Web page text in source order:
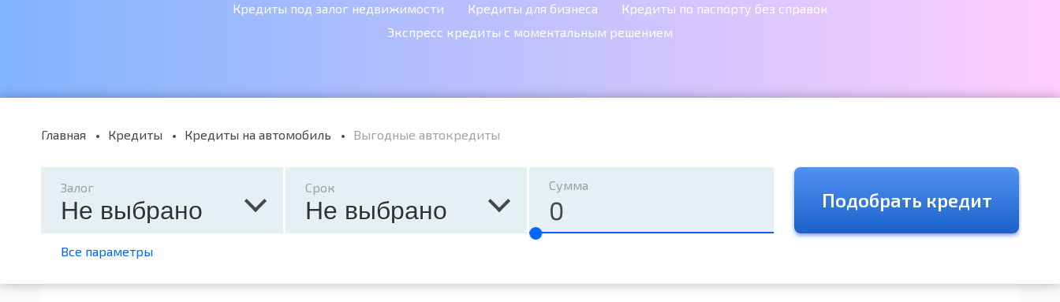
Кредиты под залог недвижимости
Кредиты для бизнеса
Кредиты по паспорту без справок
Экспресс кредиты с моментальным решением
Главная Кредиты Кредиты на автомобиль Выгодные автокредиты
Залог
Не выбрано
Срок
Не выбрано
Сумма
Подобрать кредит
Все параметры